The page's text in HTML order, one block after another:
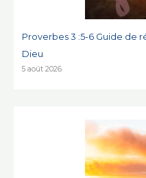
Proverbes 3 :5-6 Guide de
Dieu
5 août 2026